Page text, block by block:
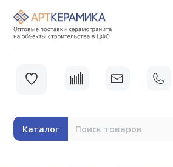
Каталог